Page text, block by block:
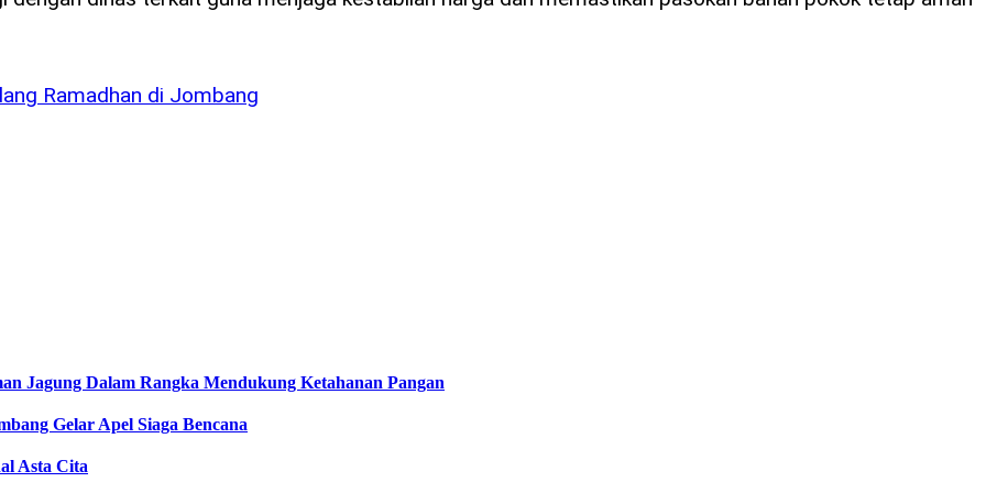
Ramadhan di Jombang
Jagung Dalam Rangka Mendukung Ketahanan Pangan
Gelar Apel Siaga Bencana
Asta Cita